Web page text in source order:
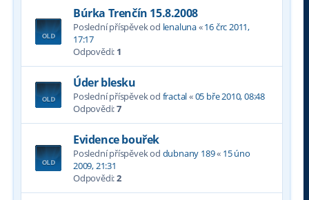
Búrka Trenčín 15.8.2008
Poslední příspěvek od lenaluna«16 črc 2011,
17:17
Odpovědi: 1
Úder blesku
Poslední příspěvek od fractal«05 bře 2010, 08:48
Odpovědi:7
Evidence bouřek
Poslední příspěvek od dubnany 189« 15 úno
2009, 21:31
Odpovědi:2